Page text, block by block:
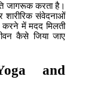
जागरूक करता है।
शारीरिक संवेदनाओं
में मदद मिलती
कैसे जिया जाए
and